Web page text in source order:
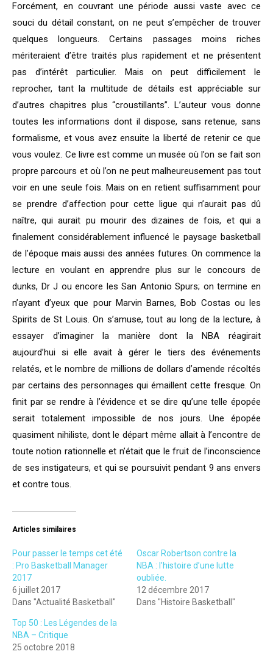
Forcément, en couvrant une période aussi vaste avec ce
souci du détail constant, on ne peut s’empêcher de trouver
quelques longueurs. Certains passages moins riches
mériteraient d’être traités plus rapidement et ne présentent
pas d’intérêt particulier. Mais on peut difficilement le
reprocher, tant la multitude de détails est appréciable sur
d’autres chapitres plus “croustillants”. L’auteur vous donne
toutes les informations dont il dispose, sans retenue, sans
formalisme, et vous avez ensuite la liberté de retenir ce que
vous voulez. Ce livre est comme un musée où l’on se fait son
propre parcours et où l’on ne peut malheureusement pas tout
voir en une seule fois. Mais on en retient suffisamment pour
se prendre d’affection pour cette ligue qui n’aurait pas dû
naître, qui aurait pu mourir des dizaines de fois, et qui a
finalement considérablement influencé le paysage basketball
de l’époque mais aussi des années futures. On commence la
lecture en voulant en apprendre plus sur le concours de
dunks, Dr J ou encore les San Antonio Spurs; on termine en
n’ayant d’yeux que pour Marvin Barnes, Bob Costas ou les
Spirits de St Louis. On s’amuse, tout au long de la lecture, à
essayer d’imaginer la manière dont la NBA réagirait
aujourd’hui si elle avait à gérer le tiers des événements
relatés, et le nombre de millions de dollars d’amende récoltés
par certains des personnages qui émaillent cette fresque. On
finit par se rendre à l’évidence et se dire qu’une telle épopée
serait totalement impossible de nos jours. Une épopée
quasiment nihiliste, dont le départ même allait à l’encontre de
toute notion rationnelle et n’était que le fruit de l’inconscience
de ses instigateurs, et qui se poursuivit pendant 9 ans envers
et contre tous.
Articles similaires
Pour passer le temps cet été
: Pro Basketball Manager
2017
6 juillet 2017
Dans "Actualité Basketball"
Oscar Robertson contre la
NBA : l’histoire d’une lutte
oubliée.
12 décembre 2017
Dans "Histoire Basketball"
Top 50 : Les Légendes de la
NBA – Critique
25 octobre 2018